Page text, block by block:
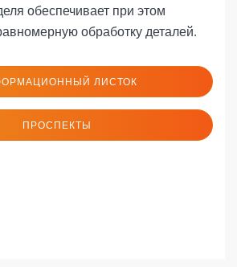
обеспечивает при этом
обработку деталей.
ЛИСТОК
ПРОСПЕКТЫ